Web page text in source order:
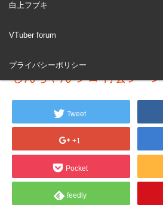
白上フブキ
VTuber forum
プライバシーポリシー
しんちゃん シロ 再会シーン
Tweet
+1
Pocket
feedly